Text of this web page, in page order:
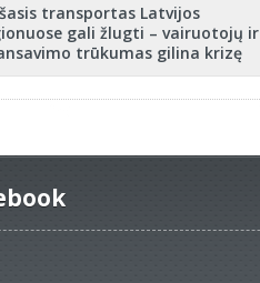
transportas Latvijos
gali žlugti – vairuotojų ir
trūkumas gilina krizę